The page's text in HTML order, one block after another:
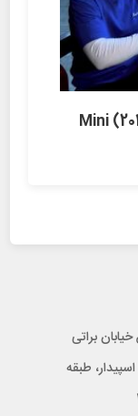
براتی
۳۵۰، ساختمان اسپیدار، طبقه